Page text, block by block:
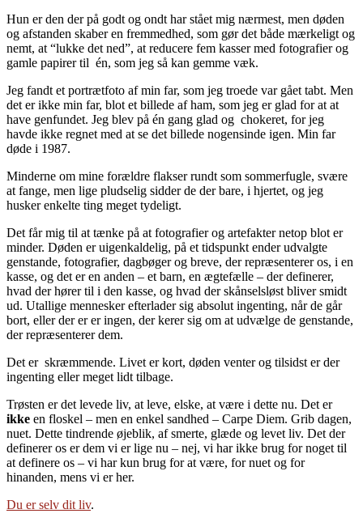
Hun er den der på godt og ondt har stået mig nærmest, men døden
og afstanden skaber en fremmedhed, som gør det både mærkeligt og
nemt, at “lukke det ned”, at reducere fem kasser med fotografier og
gamle papirer til én, som jeg så kan gemme væk.
Jeg fandt et portrætfoto af min far, som jeg troede var gået tabt. Men
det er ikke min far, blot et billede af ham, som jeg er glad for at at
have genfundet. Jeg blev på én gang glad og chokeret, for jeg
havde ikke regnet med at se det billede nogensinde igen. Min far
døde i 1987.
Minderne om mine forældre flakser rundt som sommerfugle, svære
at fange, men lige pludselig sidder de der bare, i hjertet, og jeg
husker enkelte ting meget tydeligt.
Det får mig til at tænke på at fotografier og artefakter netop blot er
minder. Døden er uigenkaldelig, på et tidspunkt ender udvalgte
genstande, fotografier, dagbøger og breve, der repræsenterer os, i en
kasse, og det er en anden – et barn, en ægtefælle – der definerer,
hvad der hører til i den kasse, og hvad der skånselsløst bliver smidt
ud. Utallige mennesker efterlader sig absolut ingenting, når de går
bort, eller der er er ingen, der kerer sig om at udvælge de genstande,
der repræsenterer dem.
Det er skræmmende. Livet er kort, døden venter og tilsidst er der
ingenting eller meget lidt tilbage.
Trøsten er det levede liv, at leve, elske, at være i dette nu. Det er
ikke en floskel – men en enkel sandhed – Carpe Diem. Grib dagen,
nuet. Dette tindrende øjeblik, af smerte, glæde og levet liv. Det der
definerer os er dem vi er lige nu – nej, vi har ikke brug for noget til
at definere os – vi har kun brug for at være, for nuet og for
hinanden, mens vi er her.
Du er selv dit liv.